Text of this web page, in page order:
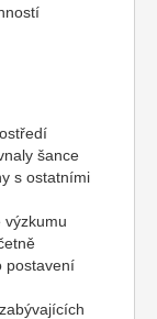
šance
s ostatními
postavení